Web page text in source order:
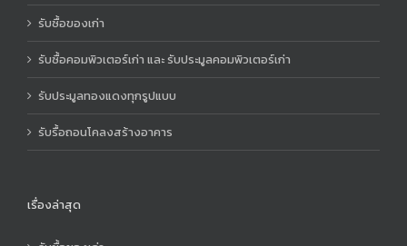
รับซื้อของเก่า
รับซื้อคอมพิวเตอร์เก่า และ รับประมูลคอมพิวเตอร์เก่า
รับประมูลทองแดงทุกรูปแบบ
รับรื้อถอนโคลงสร้างอาคาร
เรื่องล่าสุด